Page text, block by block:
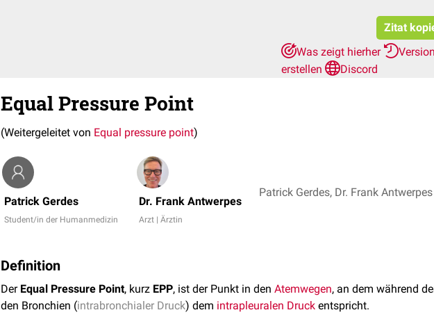
Zitat
Was zeigt hierher
erstellen
Discord
Equal Pressure Point
(Weitergeleitet von Equal pressure point)
Patrick Gerdes
Student/in der Humanmedizin
Dr. Frank Antwerpes
Arzt | Ärztin
Patrick Gerdes, Dr. Frank Antwerpes
Definition
Der Equal Pressure Point, kurz EPP, ist der Punkt in den Atemwegen, an dem während
den Bronchien (intrabronchialer Druck) dem intrapleuralen Druck entspricht.